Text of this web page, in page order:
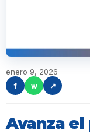
enero 9, 2026
f
w ↗
Avanza